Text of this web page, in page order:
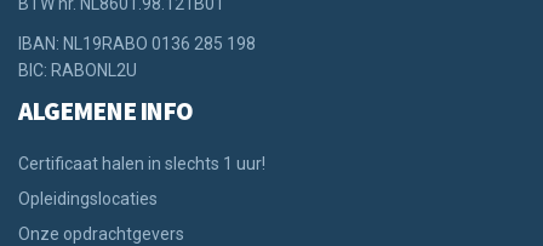
BTW nr. NL8601.98.121B01
IBAN: NL19RABO 0136 285 198
BIC: RABONL2U
ALGEMENE INFO
Certificaat halen in slechts 1 uur!
Opleidingslocaties
Onze opdrachtgevers